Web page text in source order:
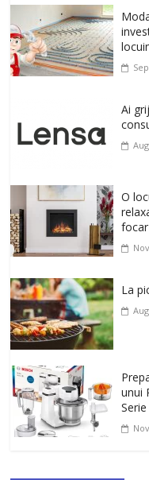
și iluminare LED
February 20, 2026 0
un
cu
Un
Ai
O
La
unui